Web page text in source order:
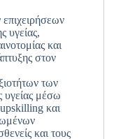
υγείας,
και
στον
των
υγείας μέσω
και
και τους